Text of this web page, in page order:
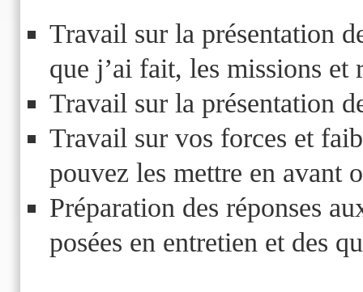
Travail sur la présentation
que j’ai fait, les missions
Travail sur la présentation
Travail sur vos forces et
pouvez les mettre en avant
Préparation des réponses
posées en entretien et des